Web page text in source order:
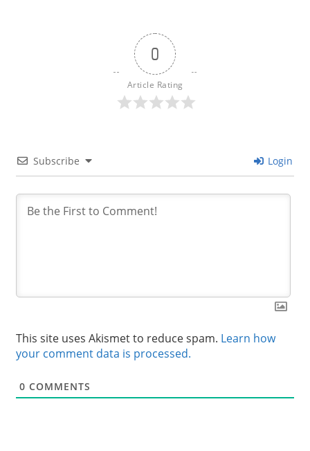
0
Article Rating
Subscribe Login
This site uses Akismet to reduce spam. Learn how
your comment data is processed.
0 COMMENTS